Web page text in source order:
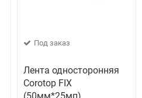
Под заказ
Лента односторонняя
Corotop FIX